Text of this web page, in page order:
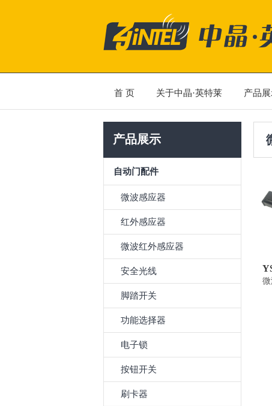
首 页 关于中晶·英特莱 产品
产品展示
自动门配件
微波感应器
红外感应器
微波红外感应器
安全光线
脚踏开关
功能选择器
电子锁
按钮开关
刷卡器